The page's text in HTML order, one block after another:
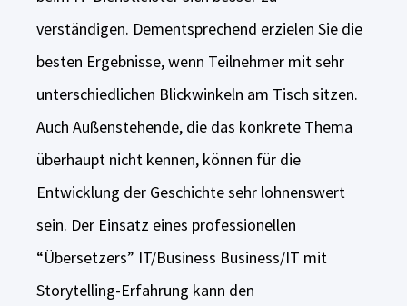
verständigen. Dementsprechend erzielen Sie die
besten Ergebnisse, wenn Teilnehmer mit sehr
unterschiedlichen Blickwinkeln am Tisch sitzen.
Auch Außenstehende, die das konkrete Thema
überhaupt nicht kennen, können für die
Entwicklung der Geschichte sehr lohnenswert
sein. Der Einsatz eines professionellen
“Übersetzers” IT/Business Business/IT mit
Storytelling-Erfahrung kann den